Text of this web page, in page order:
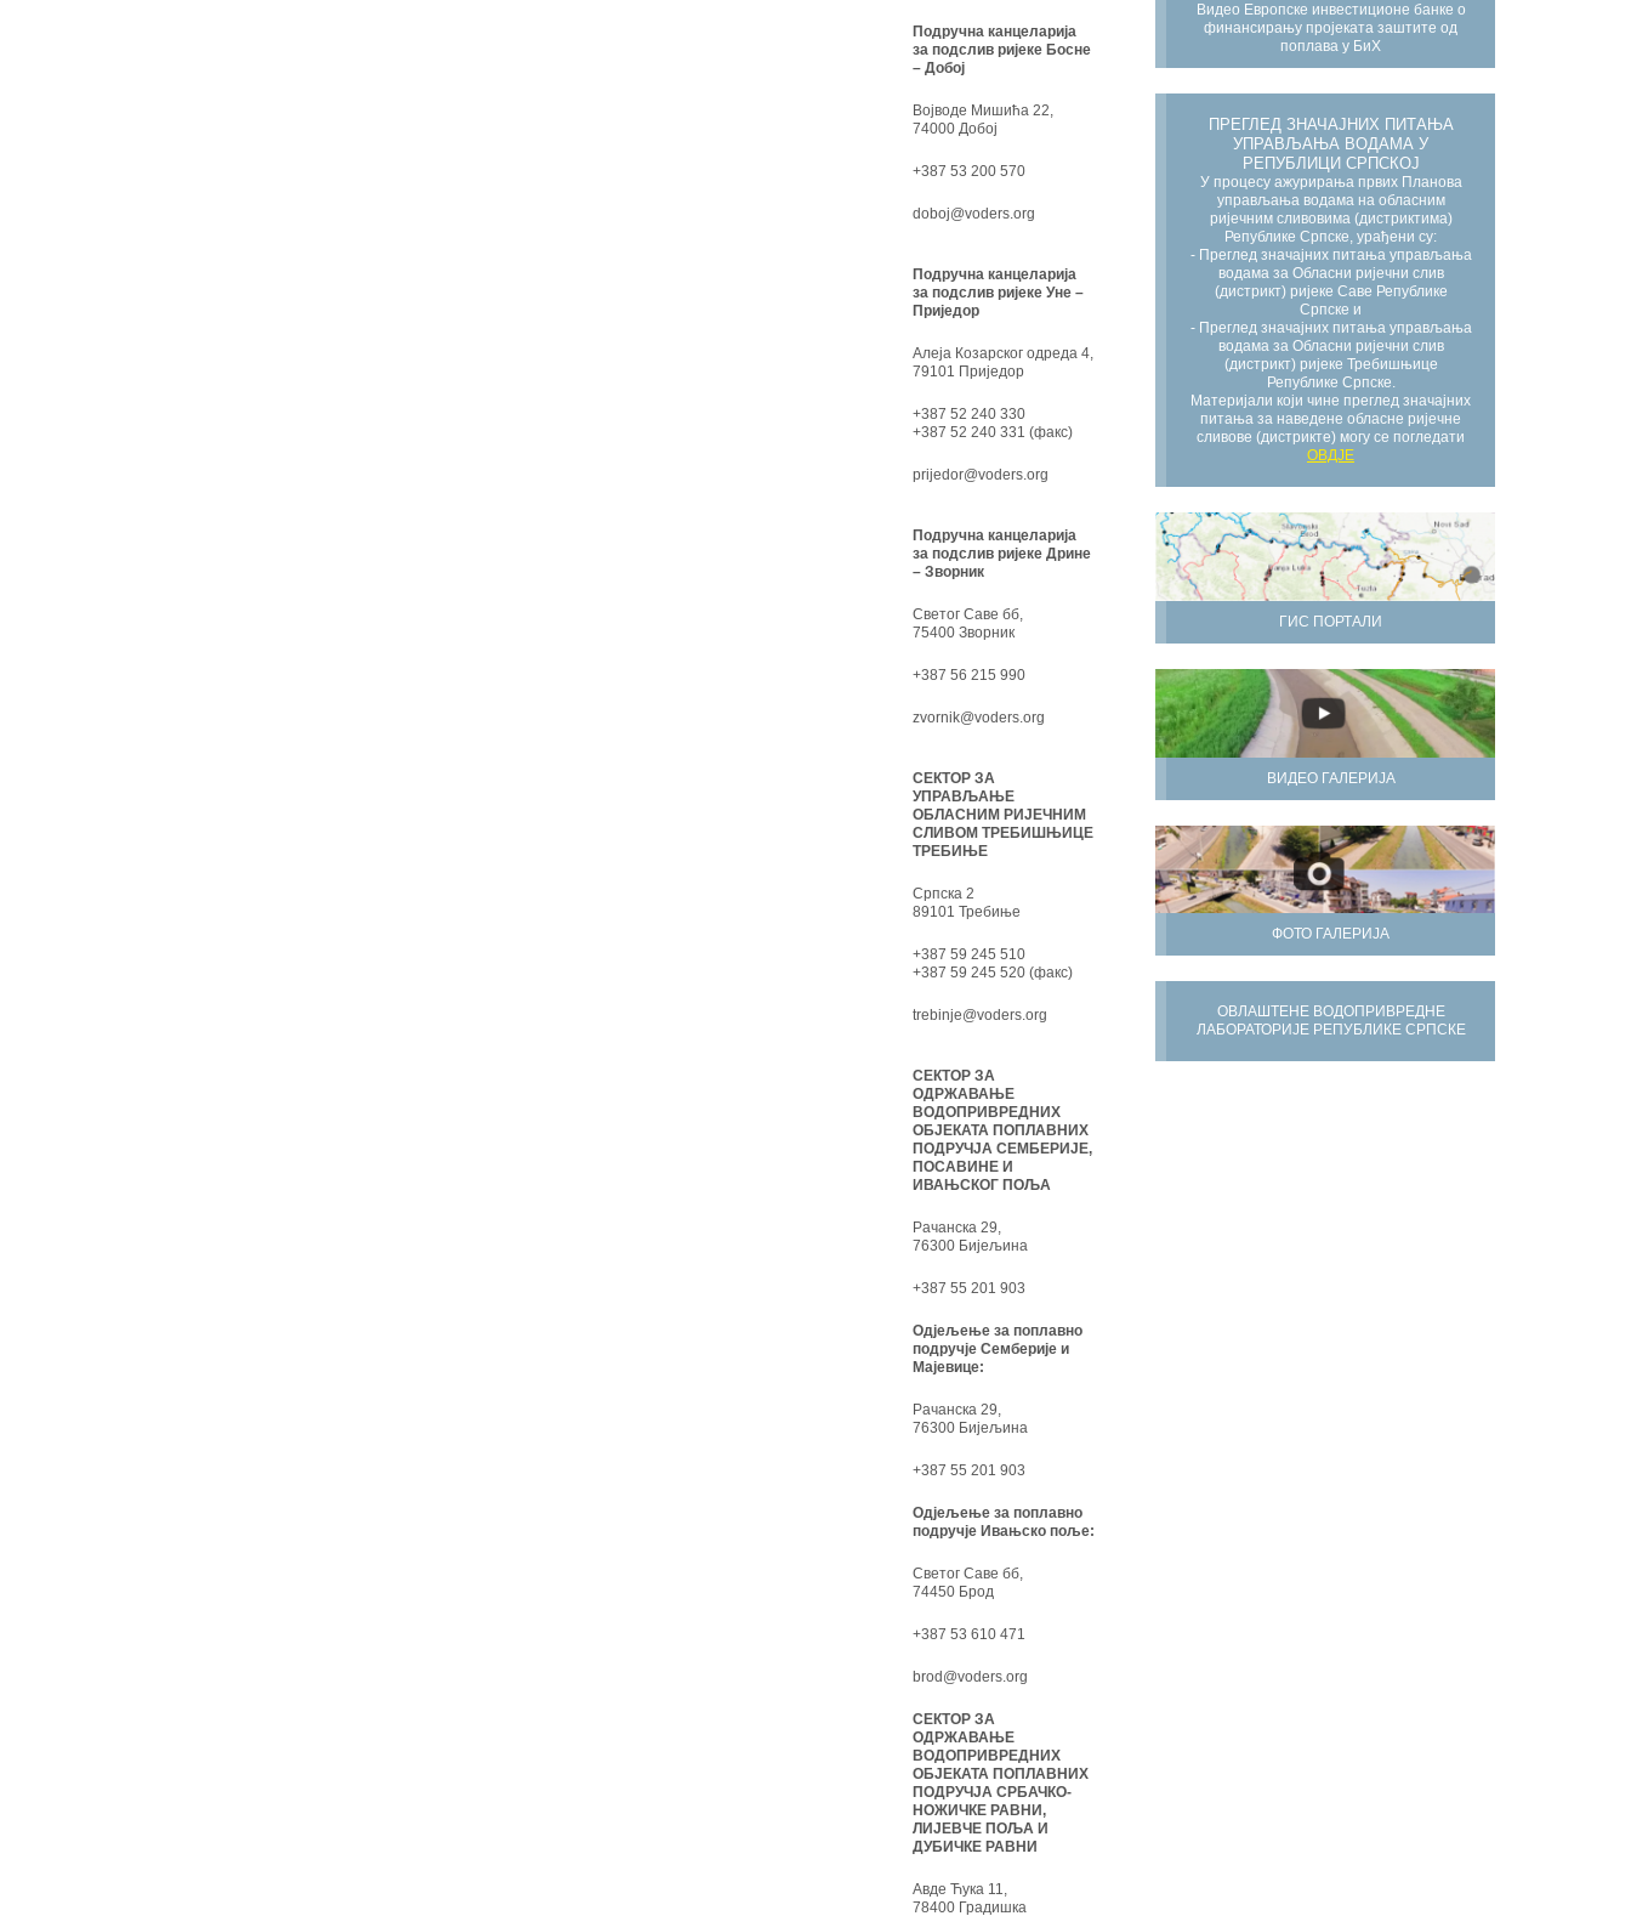
Видео Европске инвестиционе банке о
финансирању пројеката заштите од
поплава у БиХ
ПРЕГЛЕД ЗНАЧАЈНИХ ПИТАЊА
УПРАВЉАЊА ВОДАМА У
РЕПУБЛИЦИ СРПСКОЈ
У процесу ажурирања првих Планова
управљања водама на обласним
ријечним сливовима (дистриктима)
Републике Српске, урађени су:
- Преглед значајних питања управљања
водама за Обласни ријечни слив
(дистрикт) ријеке Саве Републике
Српске и
- Преглед значајних питања управљања
водама за Обласни ријечни слив
(дистрикт) ријеке Требишњице
Републике Српске.
Материјали који чине преглед значајних
питања за наведене обласне ријечне
сливове (дистрикте) могу се погледати
ОВДЈЕ
ГИС ПОРТАЛИ
ВИДЕО ГАЛЕРИЈА
ФОТО ГАЛЕРИЈА
ОВЛАШТЕНЕ ВОДОПРИВРЕДНЕ
ЛАБОРАТОРИЈЕ РЕПУБЛИКЕ СРПСКЕ
Подручна канцеларија
за подслив ријеке Босне
– Добој
Војводе Мишића 22,
74000 Добој
+387 53 200 570
doboj@voders.org
Подручна канцеларија
за подслив ријеке Уне –
Приједор
Алеја Козарског одреда 4,
79101 Приједор
+387 52 240 330
+387 52 240 331 (факс)
prijedor@voders.org
Подручна канцеларија
за подслив ријеке Дрине
– Зворник
Светог Саве бб,
75400 Зворник
+387 56 215 990
zvornik@voders.org
СЕКТОР ЗА
УПРАВЉАЊЕ
ОБЛАСНИМ РИЈЕЧНИМ
СЛИВОМ ТРЕБИШЊИЦЕ
ТРЕБИЊЕ
Српска 2
89101 Требиње
+387 59 245 510
+387 59 245 520 (факс)
trebinje@voders.org
СЕКТОР ЗА
ОДРЖАВАЊЕ
ВОДОПРИВРЕДНИХ
ОБЈЕКАТА ПОПЛАВНИХ
ПОДРУЧЈА СЕМБЕРИЈЕ,
ПОСАВИНЕ И
ИВАЊСКОГ ПОЉА
Рачанска 29,
76300 Бијељина
+387 55 201 903
Одјељење за поплавно
подручје Семберије и
Мајевице:
Рачанска 29,
76300 Бијељина
+387 55 201 903
Одјељење за поплавно
подручје Ивањско поље:
Светог Саве бб,
74450 Брод
+387 53 610 471
brod@voders.org
СЕКТОР ЗА
ОДРЖАВАЊЕ
ВОДОПРИВРЕДНИХ
ОБЈЕКАТА ПОПЛАВНИХ
ПОДРУЧЈА СРБАЧКО-
НОЖИЧКЕ РАВНИ,
ЛИЈЕВЧЕ ПОЉА И
ДУБИЧКЕ РАВНИ
Авде Ћука 11,
78400 Градишка